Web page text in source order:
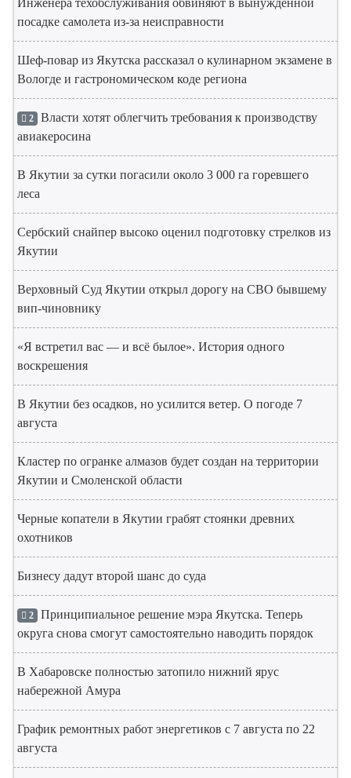
посадке самолета из-за неисправности
Шеф-повар из Якутска рассказал о кулинарном экзамене в
Вологде и гастрономическом коде региона
2 Власти хотят облегчить требования к производству
авиакеросина
В Якутии за сутки погасили около 3 000 га горевшего
леса
Сербский снайпер высоко оценил подготовку стрелков из
Якутии
Верховный Суд Якутии открыл дорогу на СВО бывшему
вип-чиновнику
«Я встретил вас — и всё былое». История одного
воскрешения
В Якутии без осадков, но усилится ветер. О погоде 7
августа
Кластер по огранке алмазов будет создан на территории
Якутии и Смоленской области
Черные копатели в Якутии грабят стоянки древних
охотников
Бизнесу дадут второй шанс до суда
2 Принципиальное решение мэра Якутска. Теперь
округа снова смогут самостоятельно наводить порядок
В Хабаровске полностью затопило нижний ярус
набережной Амура
График ремонтных работ энергетиков с 7 августа по 22
августа